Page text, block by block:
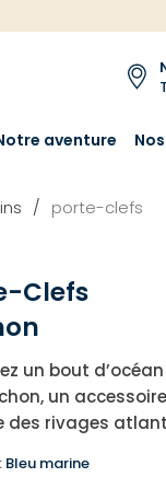
aventure
porte-clefs
Clefs
un bout
un
des rivages
Bleu marine